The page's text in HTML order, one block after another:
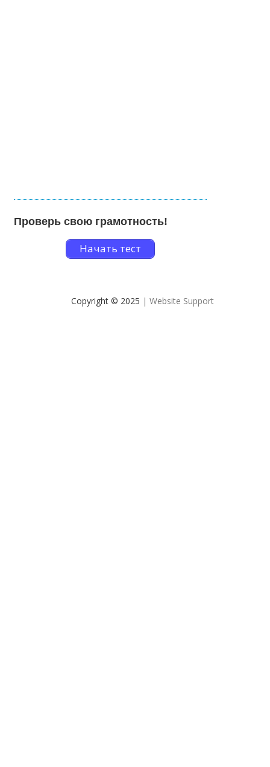
Проверь свою грамотность!
Начать тест
Copyright © 2025 | Website Support